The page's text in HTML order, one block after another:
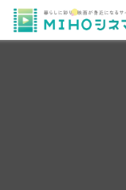
紹介！あなたの映画図書